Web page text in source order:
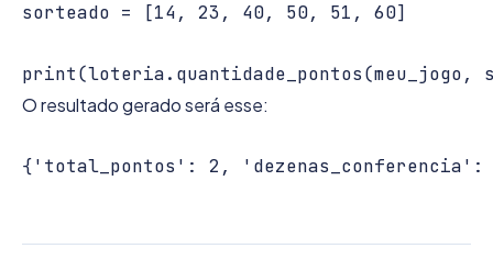
sorteado = [14, 23, 40, 50, 51, 60]
O resultado gerado será esse: